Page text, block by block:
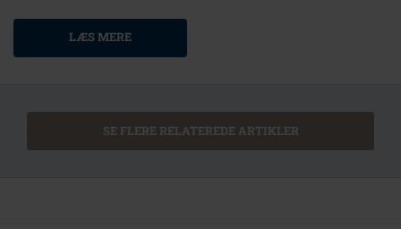
LÆS MERE
SE FLERE RELATEREDE ARTIKLER